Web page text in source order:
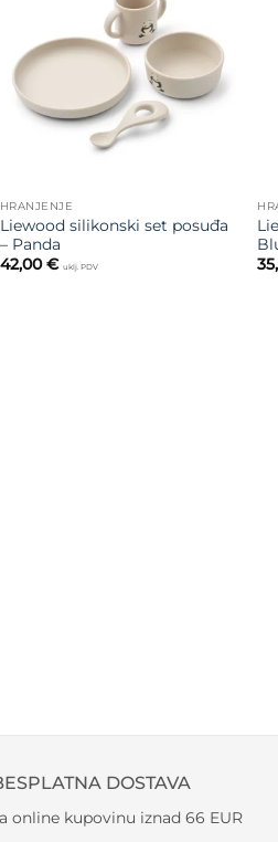
želja
HRANJENJE
Liewood silikonski set posuđa
– Panda
42,00€ uklj. PDV
DOSTAVA
online kupovinu iznad 66 EUR